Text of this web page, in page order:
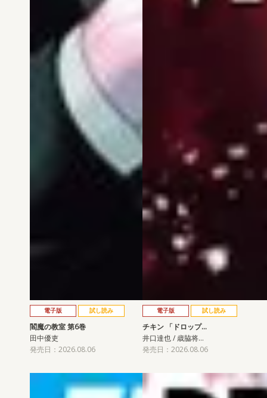
電子版 試し読み
閻魔の教室 第6巻
田中優吏
発売日：2026.08.06
電子版 試し読み
チキン 「ドロップ…
井口達也 / 歳脇将…
発売日：2026.08.06